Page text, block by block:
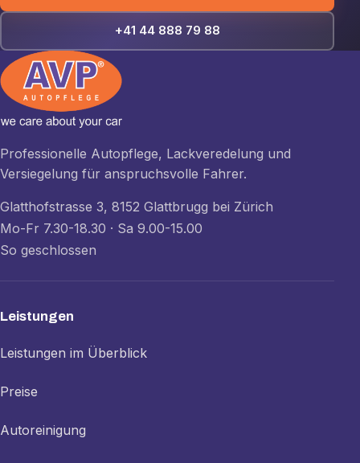
+41 44 888 79 88
Professionelle Autopflege, Lackveredelung und
Versiegelung für anspruchsvolle Fahrer.
Glatthofstrasse 3, 8152 Glattbrugg bei Zürich
Mo-Fr 7.30-18.30 · Sa 9.00-15.00
So geschlossen
Leistungen
Leistungen im Überblick
Preise
Autoreinigung